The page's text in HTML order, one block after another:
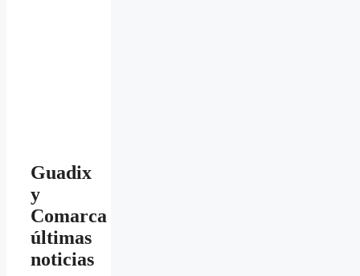
Guadix
y
Comarca
últimas
noticias